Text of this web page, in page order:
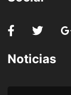
Noticias